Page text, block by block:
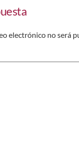
electrónico no será